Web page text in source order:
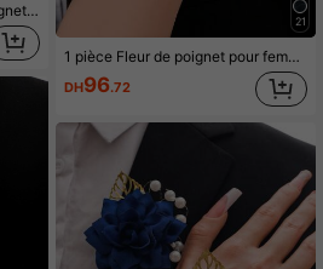
1 Boutonnière + 1 Fleur de poignet, Fleur double Champagne & Bleu, Décoration florale élégante pour mariage, marié, mariée, demoiselle d'honneur, fête, cérémonie, bracelet à porter au quotidien
21
1 pièce Fleur de poignet pour femme, Camélia vert olive avec rose beige, bracelet élégant avec perles, pour mariée, demoiselle d'honneur, mariage, fête, port quotidien.
DH96.72